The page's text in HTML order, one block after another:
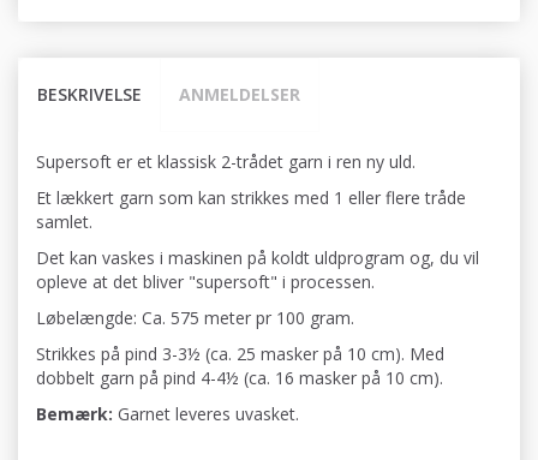
BESKRIVELSE ANMELDELSER
Supersoft er et klassisk 2-trådet garn i ren ny uld.
Et lækkert garn som kan strikkes med 1 eller flere tråde
samlet.
Det kan vaskes i maskinen på koldt uldprogram og, du vil
opleve at det bliver "supersoft" i processen.
Løbelængde: Ca. 575 meter pr 100 gram.
Strikkes på pind 3-3½ (ca. 25 masker på 10 cm). Med
dobbelt garn på pind 4-4½ (ca. 16 masker på 10 cm).
Bemærk: Garnet leveres uvasket.